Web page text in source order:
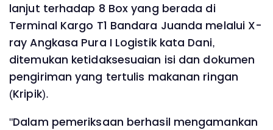
lanjut terhadap 8 Box yang berada di
Terminal Kargo T1 Bandara Juanda melalui X-
ray Angkasa Pura I Logistik kata Dani,
ditemukan ketidaksesuaian isi dan dokumen
pengiriman yang tertulis makanan ringan
(Kripik).
"Dalam pemeriksaan berhasil mengamankan